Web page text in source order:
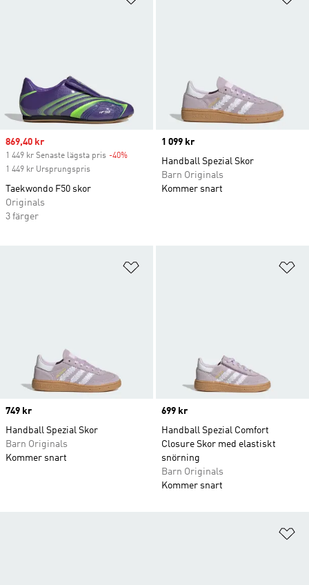
Sale price
869,40 kr
1 449 kr Senaste lägsta pris -40%
1 449 kr Ursprungspris
Taekwondo F50 skor
Originals
3 färger
Price
1 099 kr
Handball Spezial Skor
Barn Originals
Kommer snart
Price
749 kr
Handball Spezial Skor
Barn Originals
Kommer snart
Price
699 kr
Handball Spezial Comfort
Closure Skor med elastiskt
snörning
Barn Originals
Kommer snart